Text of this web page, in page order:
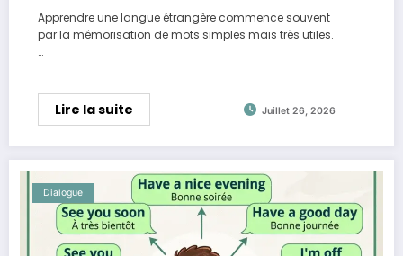
Apprendre une langue étrangère commence souvent
par la mémorisation de mots simples mais très utiles.
…
Lire la suite Juillet 26, 2026
Dialogue